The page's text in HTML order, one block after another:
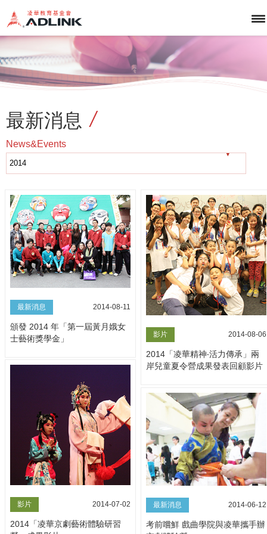
最新消息
News&Events
最新消息 2014-08-11
頒發 2014 年「第一屆黃月娥女
士藝術獎學金」
影片 2014-08-06
2014「凌華精神‧活力傳承」兩
岸兒童夏令營成果發表回顧影片
影片 2014-07-02
2014「凌華京劇藝術體驗研習
最新消息 2014-06-12
考前嚐鮮 戲曲學院與凌華攜手辦